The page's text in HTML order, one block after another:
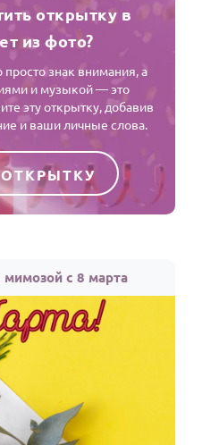
открытку в
из фото?
знак внимания, а
и музыкой — это
эту открытку, добавив
и ваши личные слова.
с 8 марта